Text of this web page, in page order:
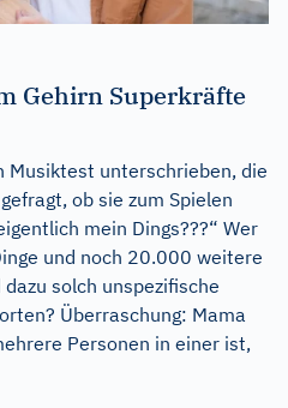
Gehirn Superkräfte
Musiktest unterschrieben, die
ob sie zum Spielen
mein Dings???“ Wer
und noch 20.000 weitere
solch unspezifische
Überraschung: Mama
Personen in einer ist,